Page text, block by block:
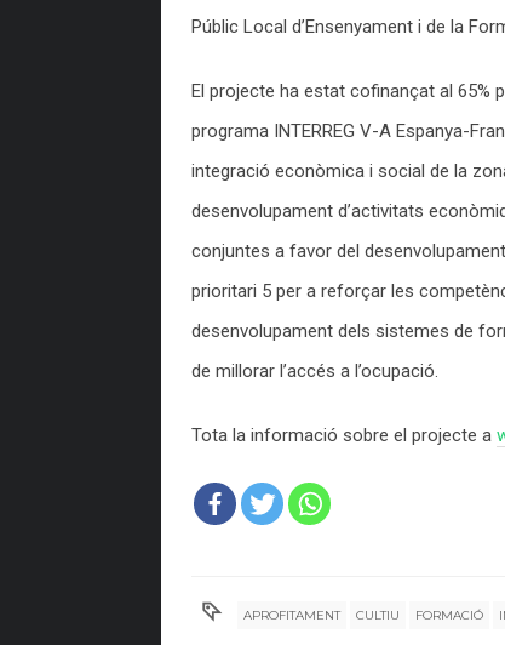
Públic Local d’Ensenyament i de la
El projecte ha estat cofinançat al 65%
programa INTERREG V-A Espanya-
integració econòmica i social de la
desenvolupament d’activitats
conjuntes a favor del
prioritari 5 per a reforçar les
desenvolupament dels sistemes de
de millorar l’accés a l’ocupació.
Tota la informació sobre el projecte a
APROFITAMENT CULTIU FORMACIÓ